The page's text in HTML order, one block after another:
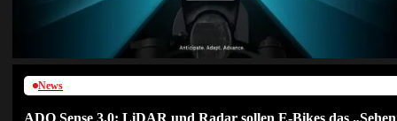
News
ADO Sense 3.0: LiDAR und Radar sollen E-Bikes das